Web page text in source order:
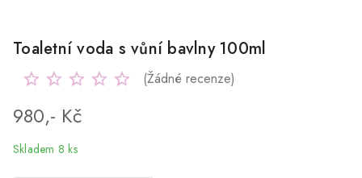
Toaletní voda s vůní bavlny 100ml
(Žádné recenze)
980,- Kč
Skladem 8 ks